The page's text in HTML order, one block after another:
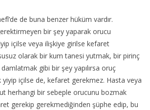
de buna benzer hüküm vardır.
bir şey yaparak orucu
içilse veya ilişkiye girilse kefaret
olarak bir kum tanesi yutmak, bir pirinç
gibi bir şey yapılırsa oruç
yiyip içilse de, kefaret gerekmez. Hasta veya
herhangi bir sebeple orucunu bozmak
gerekip gerekmediğinden şüphe edip, bu